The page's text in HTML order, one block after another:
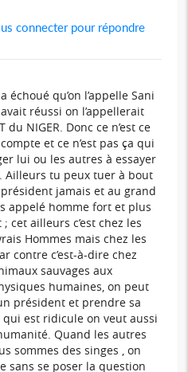
connecter pour répondre
échoué qu’on l’appelle Sani
avait réussi on l’appellerait
du NIGER. Donc ce n’est ce
et ce n’est pas ça qui
lui ou les autres à essayer
Ailleurs tu peux tuer à bout
jamais et au grand
appelé homme fort et plus
cet ailleurs c’est chez les
Hommes mais chez les
contre c’est-à-dire chez
sauvages aux
humaines, on peut
président et prendre sa
qui est ridicule on veut aussi
Quand les autres
sommes des singes , on
sans se poser la question